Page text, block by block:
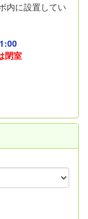
内に設置してい
閉室